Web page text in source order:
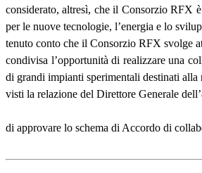
considerato, altresì, che il Consorzio RFX
per le nuove tecnologie, l’energia e lo
tenuto conto che il Consorzio RFX svolge
condivisa l’opportunità di realizzare una
di grandi impianti sperimentali destinati
visti la relazione del Direttore Generale
di approvare lo schema di Accordo di